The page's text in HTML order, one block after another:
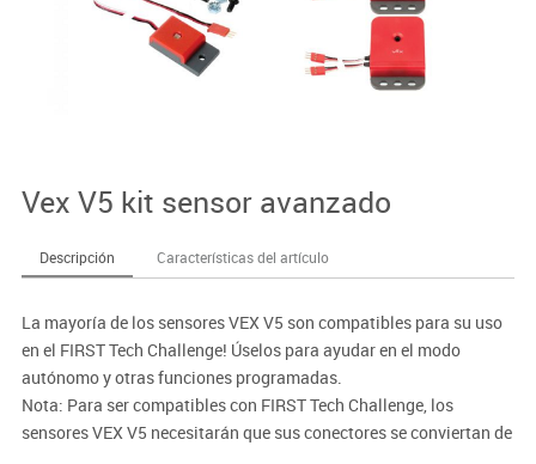
Vex V5 kit sensor avanzado
Descripción Características del artículo
La mayoría de los sensores VEX V5 son compatibles para su uso
en el FIRST Tech Challenge! Úselos para ayudar en el modo
autónomo y otras funciones programadas.
Nota: Para ser compatibles con FIRST Tech Challenge, los
sensores VEX V5 necesitarán que sus conectores se conviertan de